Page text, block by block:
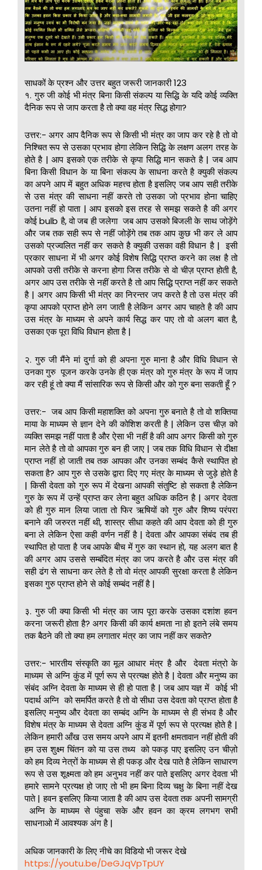
साधकों के प्रश्न और उत्तर बहुत जरूरी जानकारी 123
१. गुरु जी कोई भी मंत्र बिना किसी संकल्प या सिद्धि के यदि कोई व्यक्ति
दैनिक रूप से जाप करता है तो क्या वह मंत्र सिद्ध होगा?
उत्तर:- अगर आप दैनिक रूप से किसी भी मंत्र का जाप कर रहे है तो वो
निश्चित रूप से उसका प्रभाव होगा लेकिन सिद्धि के लक्षण अलग तरह के
होते है | आप इसको एक तरीके से कृपा सिद्धि मान सकते है | जब आप
बिना किसी विधान के या बिना संकल्प के साधना करते है क्युकी संकल्प
का अपने आप में बहुत अधिक महत्त्व होता है इसलिए जब आप सही तरीके
से उस मंत्र की साधना नहीं करते तो उसका जो प्रभाव होना चाहिए
उतना नहीं हो पाता | आप इसको इस तरह से समझ सकते है की अगर
कोई bulb है, वो जब ही जलेगा जब आप उसको बिजली के साथ जोड़ेंगे
और जब तक सही रूप से नहीं जोड़ेंगे तब तक आप कुछ भी कर ले आप
उसको प्रज्वलित नहीं कर सकते है क्युकी उसका वही विधान है | इसी
प्रकार साधना में भी अगर कोई विशेष सिद्धि प्राप्त करने का लक्ष है तो
आपको उसी तरीके से करना होगा जिस तरीके से वो चीज़ प्राप्त होती है,
अगर आप उस तरीके से नहीं करते है तो आप सिद्धि प्राप्त नहीं कर सकते
है | अगर आप किसी भी मंत्र का निरन्तर जप करते है तो उस मंत्र की
कृपा आपको प्राप्त होने लग जाती है लेकिन अगर आप चाहते है की आप
उस मंत्र के माध्यम से अपने कार्य सिद्ध कर पाए तो वो अलग बात है,
उसका एक पूरा विधि विधान होता है |
२. गुरु जी मैंने मां दुर्गा को ही अपना गुरु माना है और विधि विधान से
उनका गुरु पूजन करके उनके ही एक मंत्र को गुरु मंत्र के रूप में जाप
कर रही हूं तो क्या मैं सांसारिक रूप से किसी और को गुरु बना सकती हूँ ?
उत्तर:- जब आप किसी महाशक्ति को अपना गुरु बनाते है तो वो शक्तिया
माया के माध्यम से ज्ञान देने की कोशिश करती है | लेकिन उस चीज़ को
व्यक्ति समझ नहीं पाता है और ऐसा भी नहीं है की आप अगर किसी को गुरु
मान लेते है तो वो आपका गुरु बन ही जाए | जब तक विधि विधान से दीक्षा
प्राप्त नहीं हो जाती तब तक आपका और उनका सम्बंद कैसे स्थापित हो
सकता है? आप गुरु से उसके द्वारा दिए गए मंत्र के माध्यम से जुड़े होते है
| किसी देवता को गुरु रूप में देखना आपकी संतुष्टि हो सकता है लेकिन
गुरु के रूप में उन्हें प्राप्त कर लेना बहुत अधिक कठिन है | अगर देवता
को ही गुरु मान लिया जाता तो फिर ऋषियों को गुरु और शिष्य परंपरा
बनाने की जरुरत नहीं थी, शास्त्र सीधा कहते की आप देवता को ही गुरु
बना ले लेकिन ऐसा कही वर्णन नहीं है | देवता और आपका संबंद तब ही
स्थापित हो पाता है जब आपके बीच में गुरु का स्थान हो, यह अलग बात है
की अगर आप उससे सम्बंदित मंत्र का जप करते है और उस मंत्र की
सही ढंग से साधना कर लेते है तो वो मंत्र आपकी सुरक्षा करता है लेकिन
इसका गुरु प्राप्त होने से कोई सम्बंद नहीं है |
३. गुरु जी क्या किसी भी मंत्र का जाप पूरा करके उसका दशांश हवन
करना जरूरी होता है? अगर किसी की कार्य क्षमता ना हो इतने लंबे समय
तक बैठने की तो क्या हम लगातार मंत्र का जाप नहीं कर सकते?
उत्तर:- भारतीय संस्कृति का मूल आधार मंत्र है और देवता मंत्रो के
माध्यम से अग्नि कुंड में पूर्ण रूप से प्रत्यक्ष होते है | देवता और मनुष्य का
संबंद अग्नि देवता के माध्यम से ही हो पाता है | जब आप यज्ञ में कोई भी
पदार्थ अग्नि को समर्पित करते है तो वो सीधा उस देवता को प्राप्त होता है
इसलिए मनुष्य और देवता का सम्बंद अग्नि के माध्यम से ही संभव है और
विशेष मंत्र के माध्यम से देवता अग्नि कुंड में पूर्ण रूप से प्रत्यक्ष होते है |
लेकिन हमारी आँख उस समय अपने आप में इतनी क्षमतावान नहीं होती की
हम उस शुक्ष्म चिंतन को या उस तथ्य को पकड़ पाए इसलिए उन चीज़ो
को हम दिव्य नेत्रों के माध्यम से ही पकड़ और देख पाते है लेकिन साधारण
रूप से उस शूक्ष्मता को हम अनुभव नहीं कर पाते इसलिए अगर देवता भी
हमारे सामने प्रत्यक्ष हो जाए तो भी हम बिना दिव्य चक्षु के बिना नहीं देख
पाते | हवन इसलिए किया जाता है की आप उस देवता तक अपनी सामग्री
अग्नि के माध्यम से पंहुचा सके और हवन का क्रम लगभग सभी
साधनाओ में आवश्यक अंग है |
अधिक जानकारी के लिए नीचे का विडियो भी जरूर देखे
https://youtu.be/DeGJqVpTpUY